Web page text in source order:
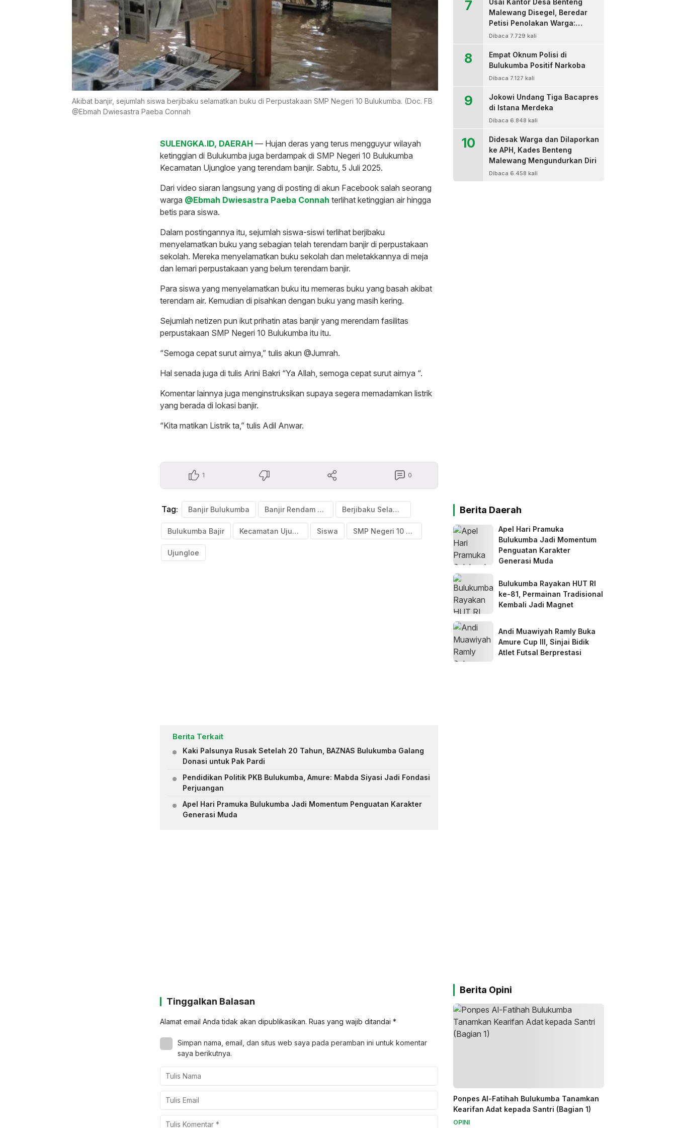
Akibat banjir, sejumlah siswa berjibaku selamatkan buku di Perpustakaan SMP Negeri 10 Bulukumba. (Doc. FB
@Ebmah Dwiesastra Paeba Connah
SULENGKA.ID, DAERAH — Hujan deras yang terus mengguyur wilayah
ketinggian di Bulukumba juga berdampak di SMP Negeri 10 Bulukumba
Kecamatan Ujungloe yang terendam banjir. Sabtu, 5 Juli 2025.
Dari video siaran langsung yang di posting di akun Facebook salah seorang
warga @Ebmah Dwiesastra Paeba Connah terlihat ketinggian air hingga
betis para siswa.
Dalam postingannya itu, sejumlah siswa-siswi terlihat berjibaku
menyelamatkan buku yang sebagian telah terendam banjir di perpustakaan
sekolah. Mereka menyelamatkan buku sekolah dan meletakkannya di meja
dan lemari perpustakaan yang belum terendam banjir.
Para siswa yang menyelamatkan buku itu memeras buku yang basah akibat
terendam air. Kemudian di pisahkan dengan buku yang masih kering.
Sejumlah netizen pun ikut prihatin atas banjir yang merendam fasilitas
perpustakaan SMP Negeri 10 Bulukumba itu itu.
“Semoga cepat surut airnya,” tulis akun @Jumrah.
Hal senada juga di tulis Arini Bakri “Ya Allah, semoga cepat surut airnya “.
Komentar lainnya juga menginstruksikan supaya segera memadamkan listrik
yang berada di lokasi banjir.
“Kita matikan Listrik ta,” tulis Adil Anwar.
1 0
Tag: Banjir Bulukumba Banjir Rendam Perpustakaan Berjibaku Selamatkan Buku
Bulukumba Bajir Kecamatan Ujungloe Siswa SMP Negeri 10 Bulukumba
Ujungloe
Berita Terkait
Kaki Palsunya Rusak Setelah 20 Tahun, BAZNAS Bulukumba Galang
Donasi untuk Pak Pardi
Pendidikan Politik PKB Bulukumba, Amure: Mabda Siyasi Jadi Fondasi
Perjuangan
Apel Hari Pramuka Bulukumba Jadi Momentum Penguatan Karakter
Generasi Muda
Tinggalkan Balasan
Alamat email Anda tidak akan dipublikasikan. Ruas yang wajib ditandai *
Simpan nama, email, dan situs web saya pada peramban ini untuk komentar
saya berikutnya.
7
Usai Kantor Desa Benteng
Malewang Disegel, Beredar
Petisi Penolakan Warga:
Sekretaris Hingga BPD Turut
Dibaca 7.729 kali
8
Empat Oknum Polisi di
Bulukumba Positif Narkoba
Dibaca 7.127 kali
9
Jokowi Undang Tiga Bacapres
di Istana Merdeka
Dibaca 6.848 kali
10
Didesak Warga dan Dilaporkan
ke APH, Kades Benteng
Malewang Mengundurkan Diri
Dibaca 6.458 kali
Berita Daerah
Apel Hari Pramuka
Bulukumba Jadi Momentum
Penguatan Karakter
Generasi Muda
Bulukumba Rayakan HUT RI
ke-81, Permainan Tradisional
Kembali Jadi Magnet
Andi Muawiyah Ramly Buka
Amure Cup III, Sinjai Bidik
Atlet Futsal Berprestasi
Berita Opini
Ponpes Al-Fatihah Bulukumba Tanamkan
Kearifan Adat kepada Santri (Bagian 1)
OPINI